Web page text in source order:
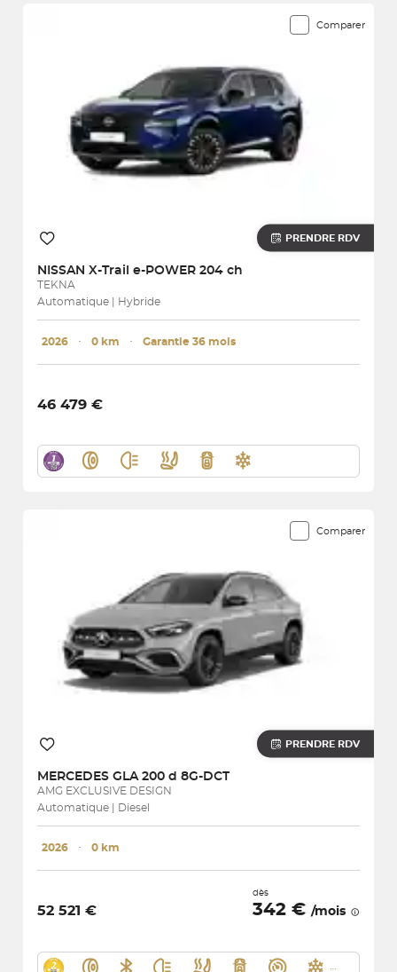
Comparer
PRENDRE RDV
NISSAN X-Trail e-POWER 204 ch
TEKNA
Automatique | Hybride
2026 ･ 0 km ･ Garantie 36 mois
46 479 €
Comparer
PRENDRE RDV
MERCEDES GLA 200 d 8G-DCT
AMG EXCLUSIVE DESIGN
Automatique | Diesel
2026 ･ 0 km
52 521 €
dès
342 € /mois